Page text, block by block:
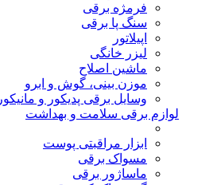
فرمژه برقی
سنگ پا برقی
اپیلاتور
لیزر خانگی
ماشین اصلاح
موزن بینی، گوش و ابرو
وسایل برقی پدیکور و مانیکور
لوازم برقی سلامت و بهداشت
ابزار مراقبتی پوست
مسواک برقی
ماساژور برقی